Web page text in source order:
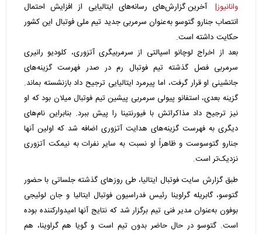
وانانیوز|
آخرین گزارش‌های رسانه‌های ایتالیایی از افزایش احتمال
انتصاب جنارو گتوسو به‌عنوان سرمربی جدید تیم ملی فوتبال این کشور
حکایت داشته است.
بعد از اخراج لوچانو اسپالتی از سرمربیگری آتزوری، کلودیو رانیری
سرمربی فصل گذشته تیم فوتبال رم در صدر فهرست گزینه‌های
جانشینی او قرار گرفت، اما پیرمرد ایتالیایی ترجیح داد بازنشسته بماند.
گزینه بعدی، استفانو پیولی سرمربی پیشین تیم فوتبال میلان بود که او
نیز ترجیح داد مذاکراتش با فیورنتینا را پیش ببرد. بنابراین نام‌های
دیگری به فهرست گزینه‌های هدایت آتزوری اضافه شد که اولین آنها
جنارو گتوسوست و ظاهراً او نسبت به سایر نفرات به نیمکت آتزوری
نزدیک‌تر است.
طبق گزارش سایت فوتبال ایتالیا، طی روزهای گذشته جلساتی با حضور
گتوسو، گابریله گراوینا رئیس فدراسیون فوتبال ایتالیا و جان لوئیجی
بوفون به‌عنوان مدیر فنی تیم برگزار شد که نتایج آنها امیدوارکننده بوده
است. گتوسو در حال حاضر بدون تیم است و گویا هم گراوینا، هم